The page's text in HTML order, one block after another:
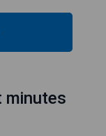
minutes